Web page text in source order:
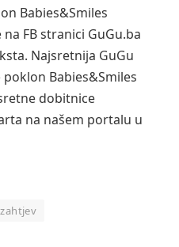
Babies&Smiles
FB stranici GuGu.ba
Najsretnija GuGu
Babies&Smiles
dobitnice
na našem portalu u